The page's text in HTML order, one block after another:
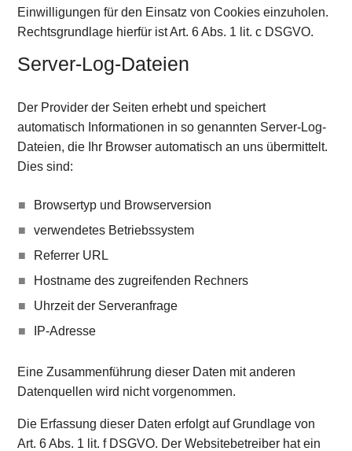
Einwilligungen für den Einsatz von Cookies einzuholen.
Rechtsgrundlage hierfür ist Art. 6 Abs. 1 lit. c DSGVO.
Server-Log-Dateien
Der Provider der Seiten erhebt und speichert
automatisch Informationen in so genannten Server-Log-
Dateien, die Ihr Browser automatisch an uns übermittelt.
Dies sind:
Browsertyp und Browserversion
verwendetes Betriebssystem
Referrer URL
Hostname des zugreifenden Rechners
Uhrzeit der Serveranfrage
IP-Adresse
Eine Zusammenführung dieser Daten mit anderen
Datenquellen wird nicht vorgenommen.
Die Erfassung dieser Daten erfolgt auf Grundlage von
Art. 6 Abs. 1 lit. f DSGVO. Der Websitebetreiber hat ein